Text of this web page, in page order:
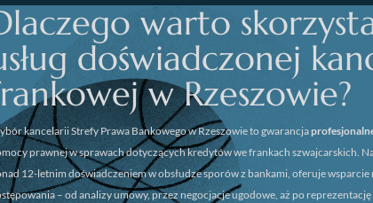
warto
doświadczonej
w Rzeszowie?
kancelariiStrefy Prawa Bankowego w Rzeszowieto gwarancja
prawnej w sprawach dotyczących kredytów we frankach szwajcarskich.
12-letnim doświadczeniem w obsłudze sporów z bankami, oferuje wsparcie
– od analizy umowy, przez negocjacje ugodowe, aż po reprezentację